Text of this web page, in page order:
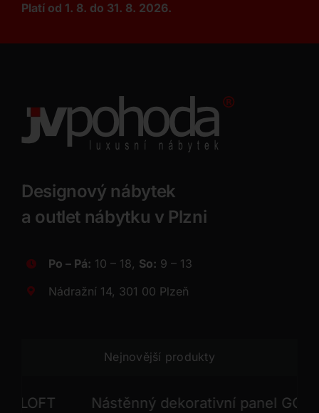
Platí od 1. 8. do 31. 8. 2026.
Designový nábytek
a outlet nábytku v Plzni
Po – Pá: 10 – 18, So: 9 – 13
Nádražní 14, 301 00 Plzeň
Nejnovější produkty
Nástěnný dekorativní panel GONG